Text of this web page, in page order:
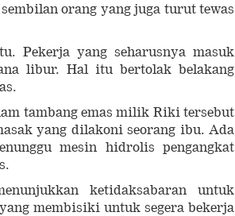
orang yang juga turut tewas
Pekerja yang seharusnya masuk
libur. Hal itu bertolak belakang
tambang emas milik Riki tersebut
yang dilakoni seorang ibu. Ada
mesin hidrolis pengangkat
ketidaksabaran untuk
membisiki untuk segera bekerja